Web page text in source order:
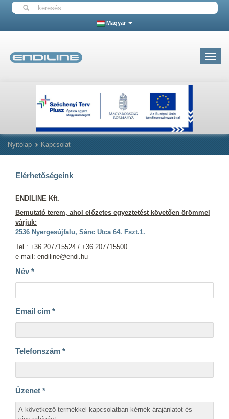
Magyar
Toggle
Nyitólap Kapcsolat
Elérhetőségeink
ENDILINE Kft.
Bemutató terem, ahol előzetes egyeztetést követően örömmel
várjuk:
2536 Nyergesújfalu, Sánc Utca 64. Fszt.1.
Tel.: +36 207715524 / +36 207715500
e-mail: endiline@endi.hu
Név *
Email cím *
Telefonszám *
Üzenet *